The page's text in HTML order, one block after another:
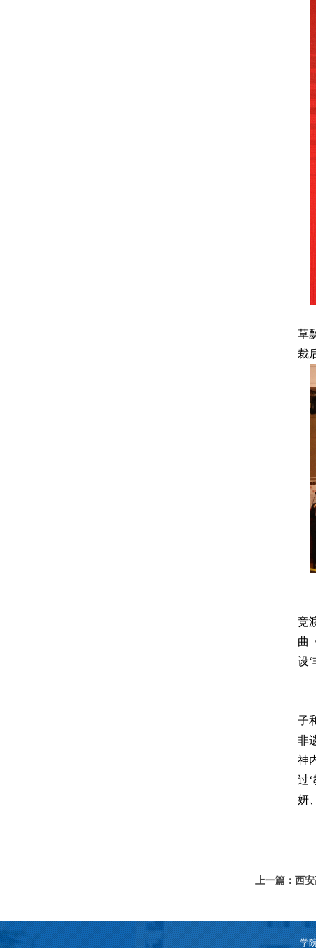
草
裁
竞
曲
设
子
非
神
过
妍
上一篇：西
学